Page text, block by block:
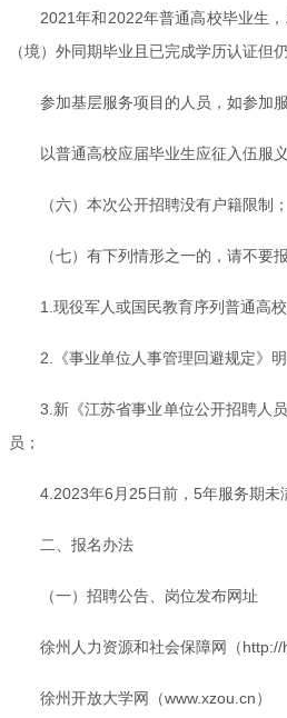
2021年和2022年普通高校毕业生
（境）外同期毕业且已完成学历认证但
参加基层服务项目的人员，如参加
以普通高校应届毕业生应征入伍服
（六）本次公开招聘没有户籍限制；
（七）有下列情形之一的，请不要
1.现役军人或国民教育序列普通高
2.《事业单位人事管理回避规定》
3.新《江苏省事业单位公开招聘人
员；
4.2023年6月25日前，5年服务期未
二、报名办法
（一）招聘公告、岗位发布网址
徐州人力资源和社会保障网（http://
徐州开放大学网（www.xzou.cn）